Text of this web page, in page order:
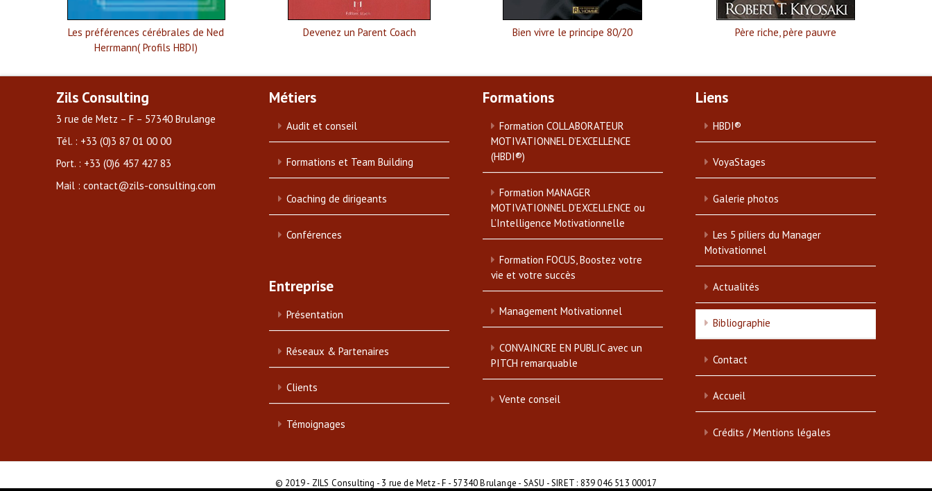
Les préférences cérébrales de Ned
Herrmann( Profils HBDI)
Devenez un Parent Coach Bien vivre le principe 80/20 Père riche, père pauvre
Zils Consulting
3 rue de Metz – F – 57340 Brulange
Tél. : +33 (0)3 87 01 00 00
Port. : +33 (0)6 457 427 83
Mail : contact@zils-consulting.com
Métiers
Audit et conseil
Formations et Team Building
Coaching de dirigeants
Conférences
Entreprise
Présentation
Réseaux & Partenaires
Clients
Témoignages
Formations
Formation COLLABORATEUR
MOTIVATIONNEL D’EXCELLENCE
(HBDI®)
Formation MANAGER
MOTIVATIONNEL D’EXCELLENCE ou
L’Intelligence Motivationnelle
Formation FOCUS, Boostez votre
vie et votre succès
Management Motivationnel
CONVAINCRE EN PUBLIC avec un
PITCH remarquable
Vente conseil
Liens
HBDI®
VoyaStages
Galerie photos
Les 5 piliers du Manager
Motivationnel
Actualités
Bibliographie
Contact
Accueil
Crédits / Mentions légales
© 2019 - ZILS Consulting - 3 rue de Metz - F - 57340 Brulange - SASU - SIRET : 839 046 513 00017